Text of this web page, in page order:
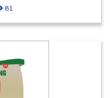
phân phối đã hợp tác
81